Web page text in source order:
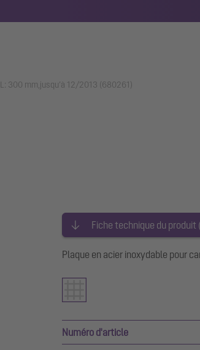
300 mm,jusqu’à 12/2013 (680261)
Fiche technique du produit
Plaque en acier inoxydable pour
Numéro d'article